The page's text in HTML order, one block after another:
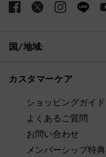
国/地域:
カスタマーケア
ショッピングガイド
よくあるご質問
お問い合わせ
メンバーシップ特典